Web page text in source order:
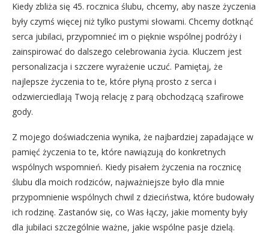
Kiedy zbliża się 45. rocznica ślubu, chcemy, aby nasze życzenia
były czymś więcej niż tylko pustymi słowami. Chcemy dotknąć
serca jubilaci, przypomnieć im o pięknie wspólnej podróży i
zainspirować do dalszego celebrowania życia. Kluczem jest
personalizacja i szczere wyrażenie uczuć. Pamiętaj, że
najlepsze życzenia to te, które płyną prosto z serca i
odzwierciedlają Twoją relację z parą obchodzącą szafirowe
gody.
Z mojego doświadczenia wynika, że najbardziej zapadające w
pamięć życzenia to te, które nawiązują do konkretnych
wspólnych wspomnień. Kiedy pisałem życzenia na rocznicę
ślubu dla moich rodziców, najważniejsze było dla mnie
przypomnienie wspólnych chwil z dzieciństwa, które budowały
ich rodzinę. Zastanów się, co Was łączy, jakie momenty były
dla jubilaci szczególnie ważne, jakie wspólne pasje dzielą.